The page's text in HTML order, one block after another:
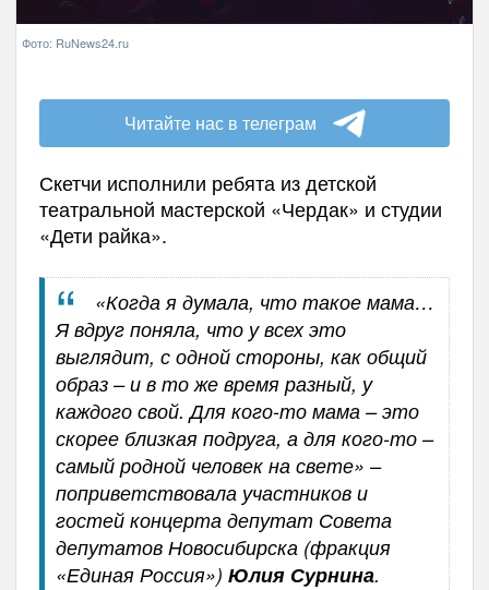
Фото: RuNews24.ru
Читайте нас в телеграм
Скетчи исполнили ребята из детской
театральной мастерской «Чердак» и студии
«Дети райка».
«Когда я думала, что такое мама…
Я вдруг поняла, что у всех это
выглядит, с одной стороны, как общий
образ – и в то же время разный, у
каждого свой. Для кого-то мама – это
скорее близкая подруга, а для кого-то –
самый родной человек на свете» –
поприветствовала участников и
гостей концерта депутат Совета
депутатов Новосибирска (фракция
«Единая Россия») Юлия Сурнина.